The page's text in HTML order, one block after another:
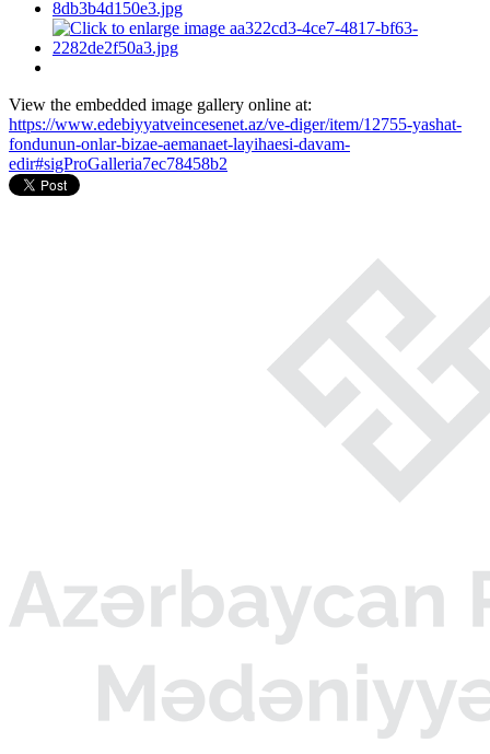
View the embedded image gallery online at:
https://www.edebiyyatveincesenet.az/ve-diger/item/12755-yashat-
fondunun-onlar-bizae-aemanaet-layihaesi-davam-
edir#sigProGalleria7ec78458b2